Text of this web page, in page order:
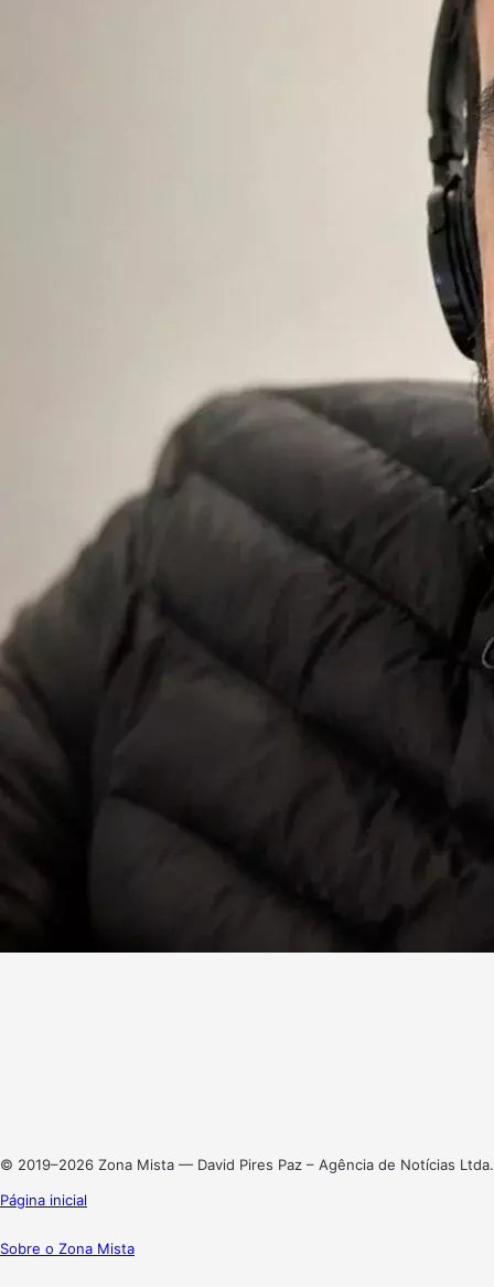
© 2019–2026 Zona Mista — David Pires Paz – Agência de Notícias Ltda.
Página inicial
Sobre o Zona Mista